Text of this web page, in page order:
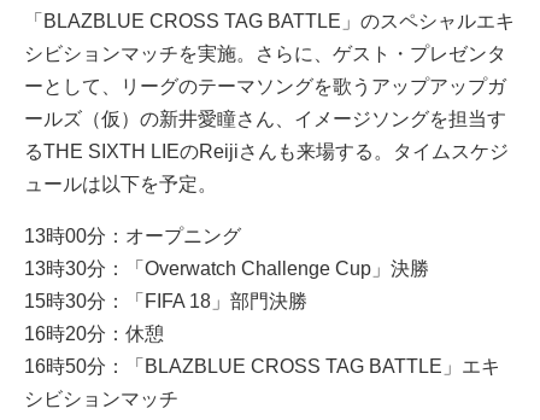
「BLAZBLUE CROSS TAG BATTLE」のスペシャルエキ
シビションマッチを実施。さらに、ゲスト・プレゼンタ
ーとして、リーグのテーマソングを歌うアップアップガ
ールズ（仮）の新井愛瞳さん、イメージソングを担当す
るTHE SIXTH LIEのReijiさんも来場する。タイムスケジ
ュールは以下を予定。
13時00分：オープニング
13時30分：「Overwatch Challenge Cup」決勝
15時30分：「FIFA 18」部門決勝
16時20分：休憩
16時50分：「BLAZBLUE CROSS TAG BATTLE」エキ
シビションマッチ